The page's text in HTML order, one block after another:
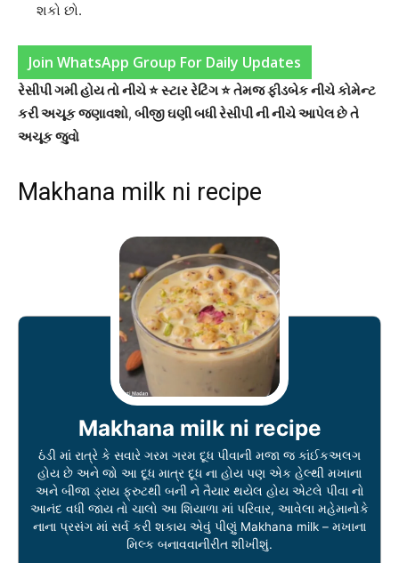
શકો છો.
Join WhatsApp Group For Daily Updates
રેસીપી ગમી હોય તો નીચે ⭐ સ્ટાર રેટિંગ ⭐ તેમજ ફીડબેક નીચે કોમેન્ટ
કરી અચૂક જણાવશો, બીજી ઘણી બધી રેસીપી ની નીચે આપેલ છે તે
અચૂક જુવો
Makhana milk ni recipe
Makhana milk ni recipe
ઠંડી માં રાત્રે કે સવારે ગરમ ગરમ દૂધ પીવાની મજા જ કાંઈકઅલગ
હોય છે અને જો આ દૂધ માત્ર દૂધ ના હોય પણ એક હેલ્થી મખાના
અને બીજા ડ્રાય ફ્રુટથી બની ને તૈયાર થયેલ હોય એટલે પીવા નો
આનંદ વધી જાય તો ચાલો આ શિયાળા માં પરિવાર, આવેલા મહેમાનોકે
નાના પ્રસંગ માં સર્વ કરી શકાય એવું પીણું Makhana milk – મખાના
મિલ્ક બનાવવાનીરીત શીખીશું.